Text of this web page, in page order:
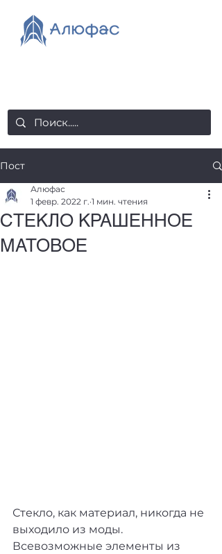
Пост
СТЕКЛО КРАШЕННОЕ
МАТОВОЕ
Алюфас
1 февр. 2022 г. 1 мин. чтения
Стекло, как материал, никогда не
выходило из моды.
Всевозможные элементы из